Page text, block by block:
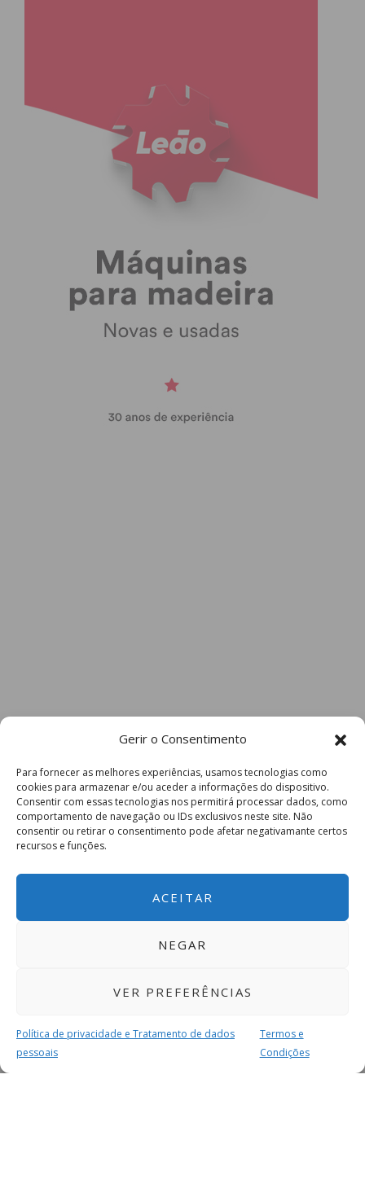
Gerir o Consentimento
Para fornecer as melhores experiências, usamos tecnologias como
cookies para armazenar e/ou aceder a informações do dispositivo.
Consentir com essas tecnologias nos permitirá processar dados, como
comportamento de navegação ou IDs exclusivos neste site. Não
consentir ou retirar o consentimento pode afetar negativamante certos
recursos e funções.
ACEITAR
NEGAR
VER PREFERÊNCIAS
Política de privacidade e Tratamento de dados
pessoais
Termos e
Condições